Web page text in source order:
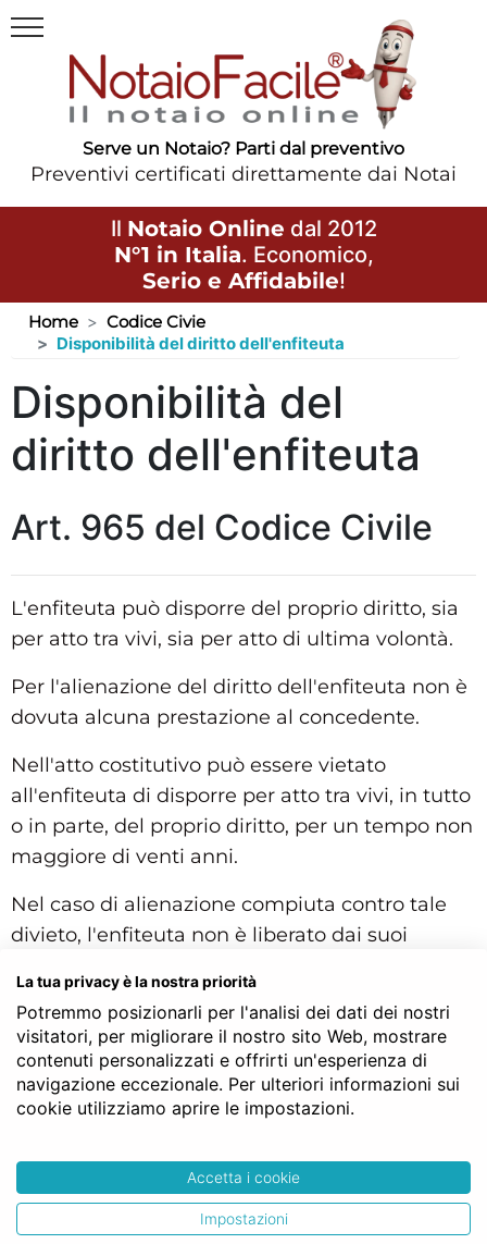
Serve un Notaio? Parti dal preventivo
Preventivi certificati direttamente dai Notai
Il Notaio Online dal 2012
N°1 in Italia. Economico,
Serio e Affidabile!
Home
Codice Civie
Disponibilità del diritto dell'enfiteuta
Disponibilità del
diritto dell'enfiteuta
Art. 965 del Codice Civile
L'enfiteuta può disporre del proprio diritto, sia
per atto tra vivi, sia per atto di ultima volontà.
Per l'alienazione del diritto dell'enfiteuta non è
dovuta alcuna prestazione al concedente.
Nell'atto costitutivo può essere vietato
all'enfiteuta di disporre per atto tra vivi, in tutto
o in parte, del proprio diritto, per un tempo non
maggiore di venti anni.
Nel caso di alienazione compiuta contro tale
divieto, l'enfiteuta non è liberato dai suoi
questi solidalmente con l'acquirente.
Struttura gerarchica per l'articolo 965 del Codice Civile:
Codice Civile
LIBRO TERZO - Della proprietà
TITOLO IV - Dell’enfiteusi
SERVE LA CONSULENZA DEL NOTAIO?
La tua privacy è la nostra priorità
Potremmo posizionarli per l'analisi dei dati dei nostri
visitatori, per migliorare il nostro sito Web, mostrare
contenuti personalizzati e offrirti un'esperienza di
navigazione eccezionale. Per ulteriori informazioni sui
cookie utilizziamo aprire le impostazioni.
Accetta i cookie
Impostazioni